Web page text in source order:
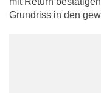
Grundriss in den